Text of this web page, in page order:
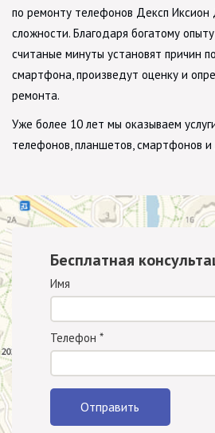
по ремонту телефонов Дексп
сложности. Благодаря богатому
считаные минуты установят причин
смартфона, произведут оценку и
ремонта.
Уже более 10 лет мы оказываем
телефонов, планшетов, смартфонов и
Бесплатная
Имя
Телефон *
Отправить